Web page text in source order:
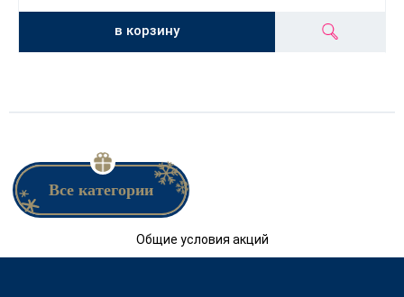
в корзину
Все категории
Общие условия акций